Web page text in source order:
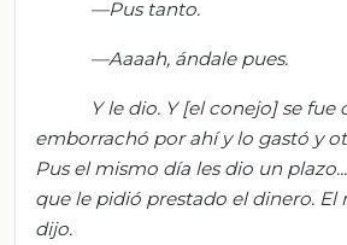
—Pus tanto.
—Aaaah, ándale pues.
Y le dio. Y [el conejo] se fue
emborrachó porahíylo gastó y
Pus el mismo día les dio un
que le pidió prestado el dinero. El
dijo.